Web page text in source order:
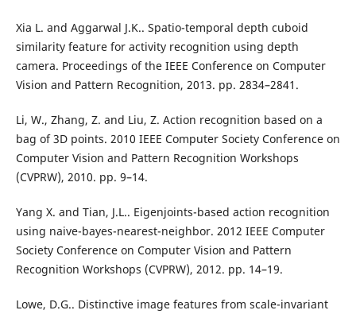
Xia L. and Aggarwal J.K.. Spatio-temporal depth cuboid
similarity feature for activity recognition using depth
camera. Proceedings of the IEEE Conference on Computer
Vision and Pattern Recognition, 2013. pp. 2834–2841.
Li, W., Zhang, Z. and Liu, Z. Action recognition based on a
bag of 3D points. 2010 IEEE Computer Society Conference on
Computer Vision and Pattern Recognition Workshops
(CVPRW), 2010. pp. 9–14.
Yang X. and Tian, J.L.. Eigenjoints-based action recognition
using naive-bayes-nearest-neighbor. 2012 IEEE Computer
Society Conference on Computer Vision and Pattern
Recognition Workshops (CVPRW), 2012. pp. 14–19.
Lowe, D.G.. Distinctive image features from scale-invariant